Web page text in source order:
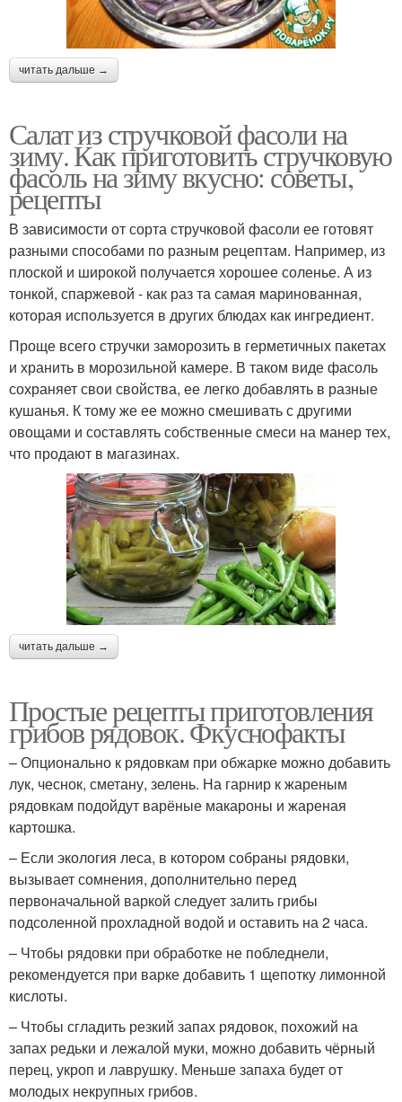
читать дальше →
Салат из стручковой фасоли на
зиму. Как приготовить стручковую
фасоль на зиму вкусно: советы,
рецепты
В зависимости от сорта стручковой фасоли ее готовят
разными способами по разным рецептам. Например, из
плоской и широкой получается хорошее соленье. А из
тонкой, спаржевой - как раз та самая маринованная,
которая используется в других блюдах как ингредиент.
Проще всего стручки заморозить в герметичных пакетах
и хранить в морозильной камере. В таком виде фасоль
сохраняет свои свойства, ее легко добавлять в разные
кушанья. К тому же ее можно смешивать с другими
овощами и составлять собственные смеси на манер тех,
что продают в магазинах.
читать дальше →
Простые рецепты приготовления
грибов рядовок. Фкуснофакты
– Опционально к рядовкам при обжарке можно добавить
лук, чеснок, сметану, зелень. На гарнир к жареным
рядовкам подойдут варёные макароны и жареная
картошка.
– Если экология леса, в котором собраны рядовки,
вызывает сомнения, дополнительно перед
первоначальной варкой следует залить грибы
подсоленной прохладной водой и оставить на 2 часа.
– Чтобы рядовки при обработке не побледнели,
рекомендуется при варке добавить 1 щепотку лимонной
кислоты.
– Чтобы сгладить резкий запах рядовок, похожий на
запах редьки и лежалой муки, можно добавить чёрный
перец, укроп и лаврушку. Меньше запаха будет от
молодых некрупных грибов.